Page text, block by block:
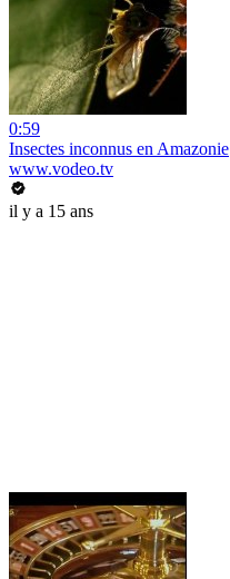
0:59
Insectes inconnus en Amazonie
www.vodeo.tv
il y a 15 ans